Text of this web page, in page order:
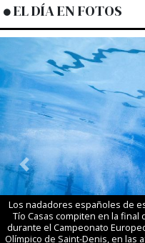
EL DÍA EN FOTOS
Los nadadores españoles de
Tío Casas compiten en la final
durante el Campeonato
Olímpico de Saint-Denis, en las
Previous